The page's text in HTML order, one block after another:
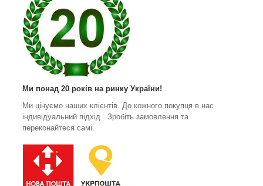
Ми понад 20 років на ринку України!
Ми цінуємо наших клієнтів. До кожного покупця в нас
індивідуальний підхід. Зробіть замовлення та
переконайтеся самі.